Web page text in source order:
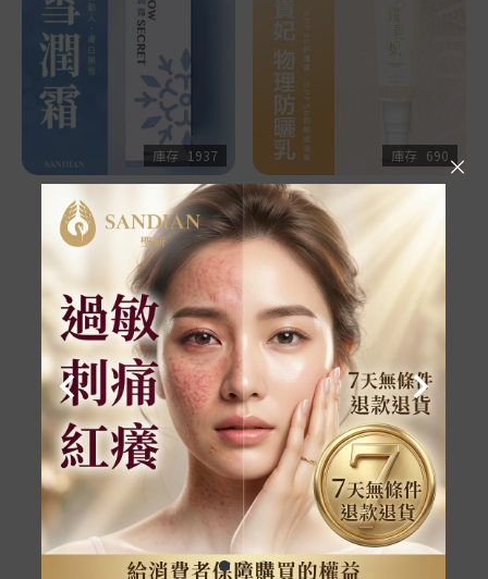
庫存 1937
SANDIAN聖研 雪潤霜 - 抗
痘傳教士Alan監製 (輕熟
齡撫紋修護霜)
1580
庫存 690
陽貴妃 純物理防曬
NT$ 699
共4筆相關商品
第
1頁 ／ 共1頁
1